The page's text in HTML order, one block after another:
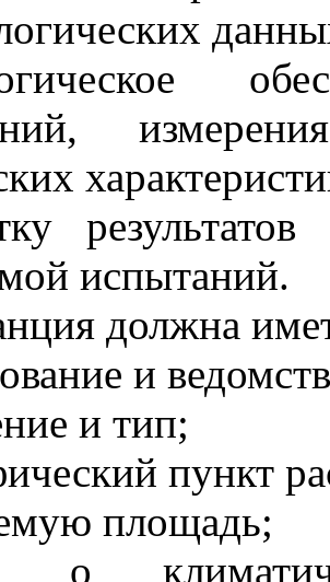
испытаний.
должна
и
и тип;
пункт
площадь;
о